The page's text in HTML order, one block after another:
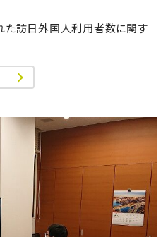
訪日外国人利用者数に関す